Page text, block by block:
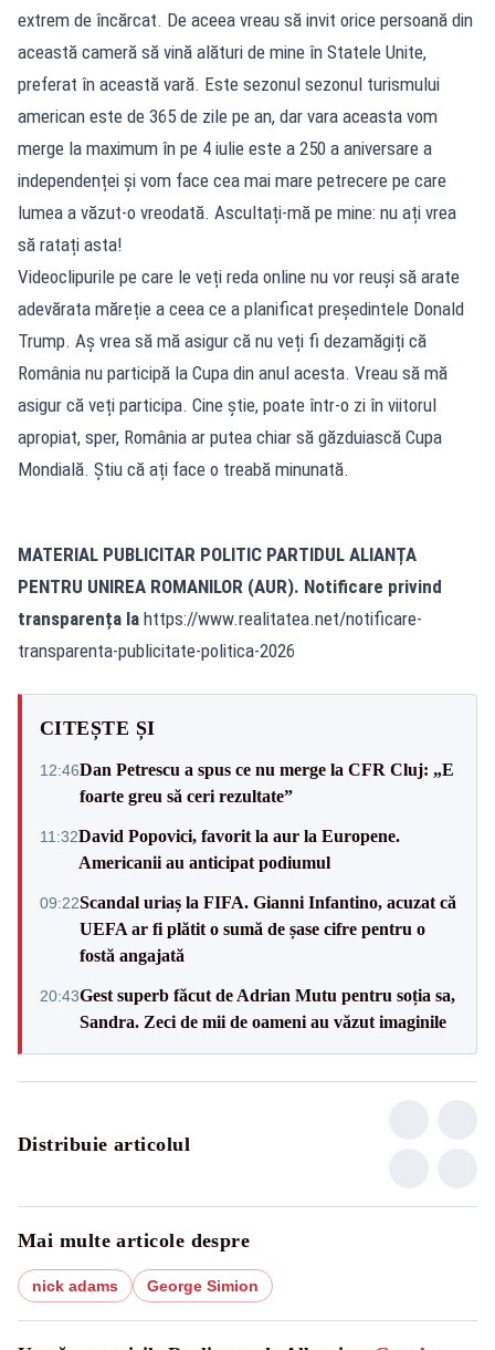
extrem de încărcat. De aceea vreau să invit orice persoană din
această cameră să vină alături de mine în Statele Unite,
preferat în această vară. Este sezonul sezonul turismului
american este de 365 de zile pe an, dar vara aceasta vom
merge la maximum în pe 4 iulie este a 250 a aniversare a
independenței și vom face cea mai mare petrecere pe care
lumea a văzut-o vreodată. Ascultați-mă pe mine: nu ați vrea
să ratați asta!
Videoclipurile pe care le veți reda online nu vor reuși să arate
adevărata măreție a ceea ce a planificat președintele Donald
Trump. Aș vrea să mă asigur că nu veți fi dezamăgiți că
România nu participă la Cupa din anul acesta. Vreau să mă
asigur că veți participa. Cine știe, poate într-o zi în viitorul
apropiat, sper, România ar putea chiar să găzduiască Cupa
Mondială. Știu că ați face o treabă minunată.
MATERIAL PUBLICITAR POLITIC PARTIDUL ALIANȚA
PENTRU UNIREA ROMANILOR (AUR). Notificare privind
transparența la https://www.realitatea.net/notificare-
transparenta-publicitate-politica-2026
CITEȘTE ȘI
12:46Dan Petrescu a spus ce nu merge la CFR Cluj: „E
foarte greu să ceri rezultate”
11:32David Popovici, favorit la aur la Europene.
Americanii au anticipat podiumul
09:22Scandal uriaș la FIFA. Gianni Infantino, acuzat că
UEFA ar fi plătit o sumă de șase cifre pentru o
fostă angajată
20:43Gest superb făcut de Adrian Mutu pentru soția sa,
Sandra. Zeci de mii de oameni au văzut imaginile
Distribuie articolul
Mai multe articole despre
nick adams George Simion